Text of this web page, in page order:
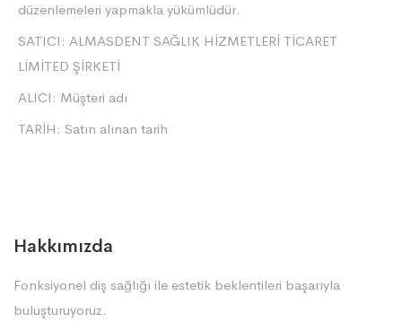
düzenlemeleri yapmakla yükümlüdür.
SATICI: ALMASDENT SAĞLIK HİZMETLERİ TİCARET
LİMİTED ŞİRKETİ
ALICI: Müşteri adı
TARİH: Satın alınan tarih
Hakkımızda
Fonksiyonel diş sağlığı ile estetik beklentileri başarıyla
buluşturuyoruz.